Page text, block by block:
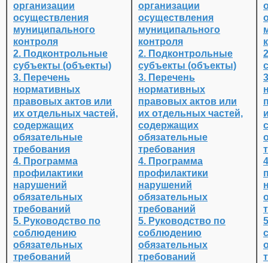
организации
осуществления
муниципального
контроля
2. Подконтрольные
субъекты (объекты)
3. Перечень
нормативных
правовых актов или
их отдельных частей,
содержащих
обязательные
требования
4. Программа
профилактики
нарушений
обязательных
требований
5. Руководство по
соблюдению
обязательных
требований
организации
осуществления
муниципального
контроля
2. Подконтрольные
субъекты (объекты)
3. Перечень
нормативных
правовых актов или
их отдельных частей,
содержащих
обязательные
требования
4. Программа
профилактики
нарушений
обязательных
требований
5. Руководство по
соблюдению
обязательных
требований